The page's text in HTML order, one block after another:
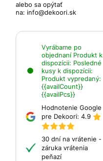
alebo sa opýtať
na: info@dekoori.sk
Vyrábame po
objednaní Produkt k
dispozícii: Posledné
kusy k dispozícii:
Produkt vypredaný:
{{availCount}}
{{availPcs}}
Hodnotenie Google
pre Dekoori: 4.9
30 dní na vrátenie -
záruka vrátenia
peňazí